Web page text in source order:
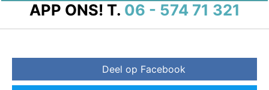
APP ONS! T. 06 - 574 71 321
Deel op Facebook